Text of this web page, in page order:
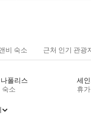
비 숙소 근처 인기 관광
폴리스
숙소
세
휴